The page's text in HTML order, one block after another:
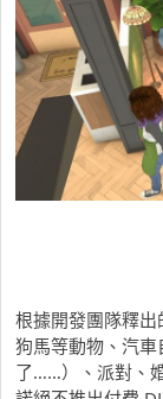
根據開發團隊釋
狗馬等動物、汽
了……）、派對、